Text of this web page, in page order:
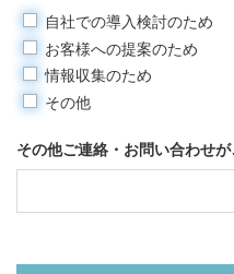
自社での導入検討のため
お客様への提案のため
情報収集のため
その他
その他ご連絡・お問い合わせ